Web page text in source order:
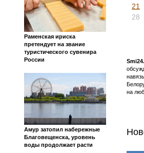
Раменская ириска
претендует на звание
туристического сувенира
России
Амур затопил набережные
Благовещенска, уровень
воды продолжает расти
21
28
на